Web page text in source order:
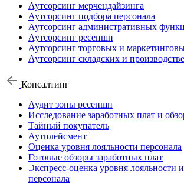
Аутсорсинг мерчендайзинга
Аутсорсинг подбора персонала
Аутсорсинг административных
Аутсорсинг ресепшн
Аутсорсинг торговых и
Аутсорсинг складских и
Консалтинг
Аудит зоны ресепшн
Исследование заработных плат и
Тайный покупатель
Аутплейсмент
Оценка уровня лояльности персонала
Готовые обзоры заработных плат
Экспресс-оценка уровня лояльности
персонала